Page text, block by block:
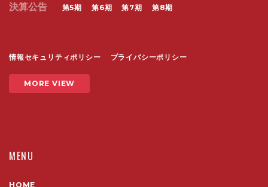
決算公告 第5期 第6期 第7期 第8期
情報セキュリティポリシー プライバシーポリシー
MORE VIEW
MENU
HOME